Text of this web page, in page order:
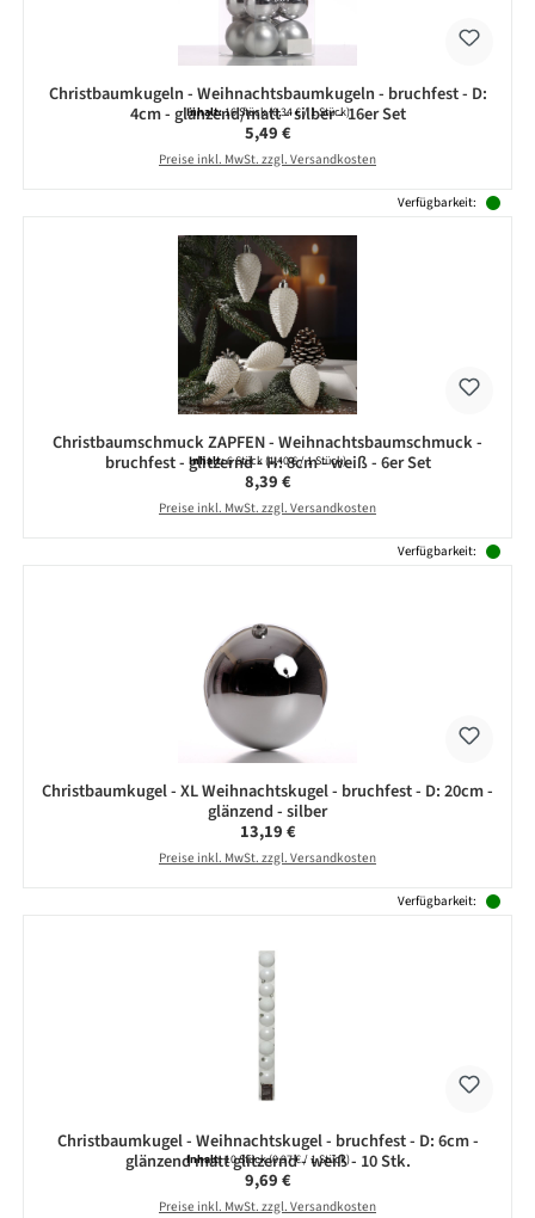
Christbaumkugeln - Weihnachtsbaumkugeln - bruchfest - D:
4cm - glänzend/matt - silber - 16er Set
Inhalt:16 Stück(0,34 € / 1 Stück)
Regulärer Preis:
5,49 €
Preise inkl. MwSt. zzgl. Versandkosten
Verfügbarkeit:
Christbaumschmuck ZAPFEN - Weihnachtsbaumschmuck -
bruchfest - glitzernd - H: 8cm - weiß - 6er Set
Inhalt:6 Stück(1,40 € / 1 Stück)
Regulärer Preis:
8,39 €
Preise inkl. MwSt. zzgl. Versandkosten
Verfügbarkeit:
Christbaumkugel - XL Weihnachtskugel - bruchfest - D: 20cm -
glänzend - silber
Regulärer Preis:
13,19 €
Preise inkl. MwSt. zzgl. Versandkosten
Verfügbarkeit:
Christbaumkugel - Weihnachtskugel - bruchfest - D: 6cm -
glänzend matt glitzernd - weiß - 10 Stk.
Inhalt:10 Stück(0,97 € / 1 Stück)
Regulärer Preis:
9,69 €
Preise inkl. MwSt. zzgl. Versandkosten